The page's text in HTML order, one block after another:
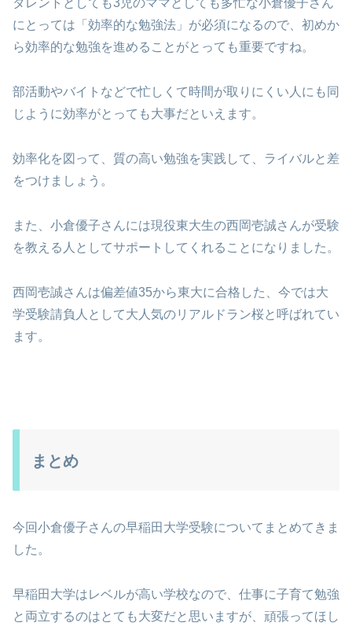
タレントとしても3児のママとしても多忙な小倉優子さん
にとっては「効率的な勉強法」が必須になるので、初めか
ら効率的な勉強を進めることがとっても重要ですね。
部活動やバイトなどで忙しくて時間が取りにくい人にも同
じように効率がとっても大事だといえます。
効率化を図って、質の高い勉強を実践して、ライバルと差
をつけましょう。
また、小倉優子さんには現役東大生の西岡壱誠さんが受験
を教える人としてサポートしてくれることになりました。
西岡壱誠さんは偏差値35から東大に合格した、今では大
学受験請負人として大人気のリアルドラン桜と呼ばれてい
ます。
まとめ
今回小倉優子さんの早稲田大学受験についてまとめてきま
した。
早稲田大学はレベルが高い学校なので、仕事に子育て勉強
と両立するのはとても大変だと思いますが、頑張ってほし